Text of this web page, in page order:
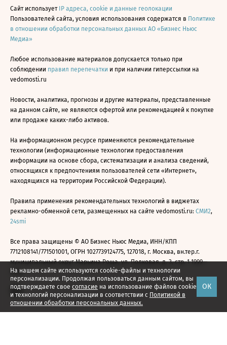
На нашем сайте используются cookie-файлы и технологии
персонализации. Продолжая пользоваться данным сайтом, вы
подтверждаете свое согласие на использование файлов cookie
и технологий персонализации в соответствии с Политикой в
отношении обработки персональных данных.
ОК
Сайт использует IP адреса, cookie и данные геолокации
Пользователей сайта, условия использования содержатся в Политике
в отношении обработки персональных данных АО «Бизнес Ньюс
Медиа»
Любое использование материалов допускается только при
соблюдении правил перепечатки и при наличии гиперссылки на
vedomosti.ru
Новости, аналитика, прогнозы и другие материалы, представленные
на данном сайте, не являются офертой или рекомендацией к покупке
или продаже каких-либо активов.
На информационном ресурсе применяются рекомендательные
технологии (информационные технологии предоставления
информации на основе сбора, систематизации и анализа сведений,
относящихся к предпочтениям пользователей сети «Интернет»,
находящихся на территории Российской Федерации).
Правила применения рекомендательных технологий в виджетах
рекламно-обменной сети, размещенных на сайте vedomosti.ru: СМИ2,
24smi
Все права защищены © АО Бизнес Ньюс Медиа, ИНН/КПП
7712108141/771501001, ОГРН 1027739124775, 127018, г. Москва, вн.тер.г.
муниципальный округ Марьина Роща, ул. Полковая, д. 3, стр. 1 1999—
2026